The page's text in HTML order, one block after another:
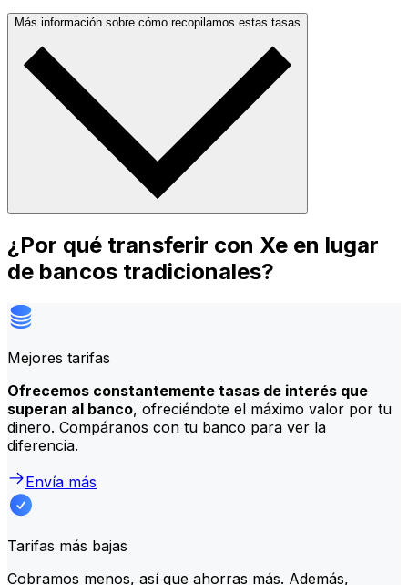
Más información sobre cómo recopilamos estas tasas
¿Por qué transferir con Xe en lugar
de bancos tradicionales?
Mejores tarifas
Ofrecemos constantemente tasas de interés que
superan al banco, ofreciéndote el máximo valor por tu
dinero. Compáranos con tu banco para ver la
diferencia.
Envía más
Tarifas más bajas
Cobramos menos, así que ahorras más. Además,